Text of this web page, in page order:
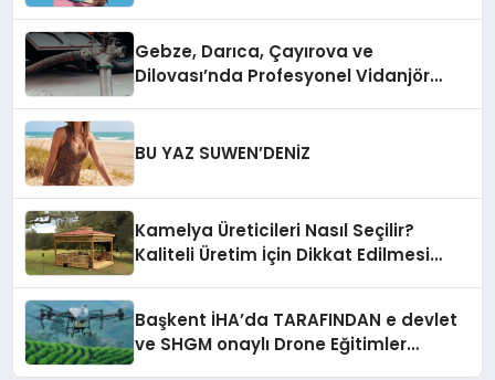
Gebze, Darıca, Çayırova ve
Dilovası’nda Profesyonel Vidanjör
BU YAZ SUWEN’DENİZ
Kamelya Üreticileri Nasıl Seçilir?
Kaliteli Üretim İçin Dikkat Edilmesi
Başkent İHA’da TARAFINDAN e devlet
ve SHGM onaylı Drone Eğitimler